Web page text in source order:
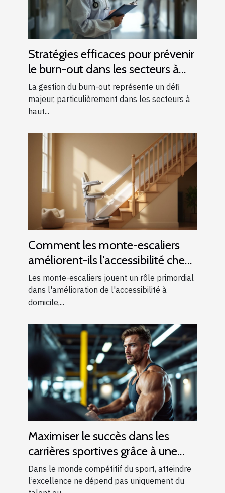
Stratégies efficaces pour prévenir
le burn-out dans les secteurs à
haut risque
La gestion du burn-out représente un défi
majeur, particulièrement dans les secteurs à
haut...
Comment les monte-escaliers
améliorent-ils l'accessibilité chez
soi ?
Les monte-escaliers jouent un rôle primordial
dans l'amélioration de l'accessibilité à
domicile,...
Maximiser le succès dans les
carrières sportives grâce à une
formation adéquate
Dans le monde compétitif du sport, atteindre
l’excellence ne dépend pas uniquement du